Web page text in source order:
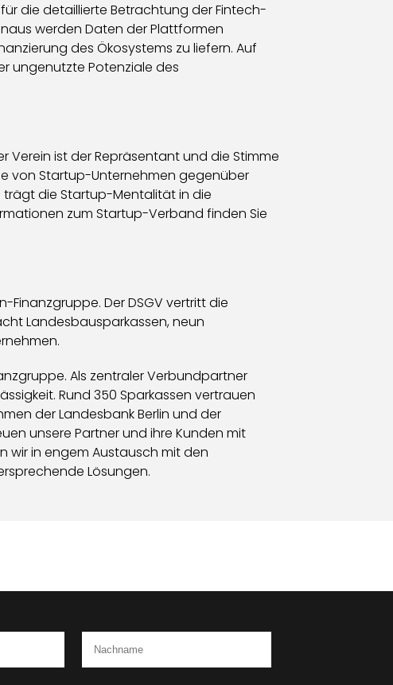
die detaillierte Betrachtung der Fintech-
werden Daten der Plattformen
des Ökosystems zu liefern. Auf
ungenutzte Potenziale des
Verein ist der Repräsentant und die Stimme
von Startup-Unternehmen gegenüber
trägt die Startup-Mentalität in die
zum Startup-Verband finden Sie
Der DSGV vertritt die
Landesbausparkassen, neun
Als zentraler Verbundpartner
Rund 350 Sparkassen vertrauen
der Landesbank Berlin und der
unsere Partner und ihre Kunden mit
wir in engem Austausch mit den
Lösungen.